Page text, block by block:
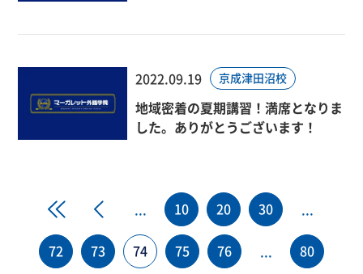
2022.09.19 京成津田沼校
地域密着の夏期講習！満席となりま
した。ありがとうございます！
« « ... 10 20 30 ...
72 73 74 75 76 ... 80